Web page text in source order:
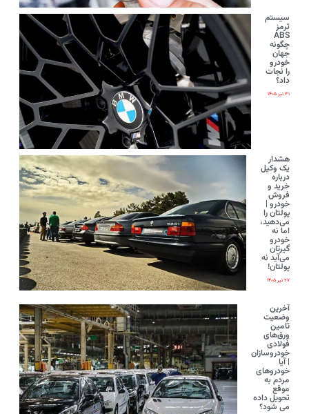
سیستم
ترمز
ABS
چگونه
جهان
خودرو
را نجات
داد؟
۳۱ تیر ۱۴۰۵
هشدار
یک وکیل
درباره
خرید و
فروش
خودرو |
پولتان را
می‌دهید،
اما نه
خودرو
گیرتان
می‌آید نه
پولتان!
۲۷ تیر ۱۴۰۵
آخرین
وضعیت
تامین
ورق‌های
فولادی
خودروسازان
| آیا
خودروهای
مردم به
موقع
تحویل داده
می شود؟